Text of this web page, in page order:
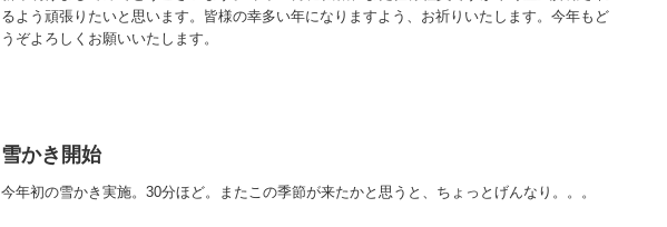
るよう頑張りたいと思います。皆様の幸多い年になりますよう、お祈りいたします。今年もど
うぞよろしくお願いいたします。
雪かき開始
今年初の雪かき実施。30分ほど。またこの季節が来たかと思うと、ちょっとげんなり。。。